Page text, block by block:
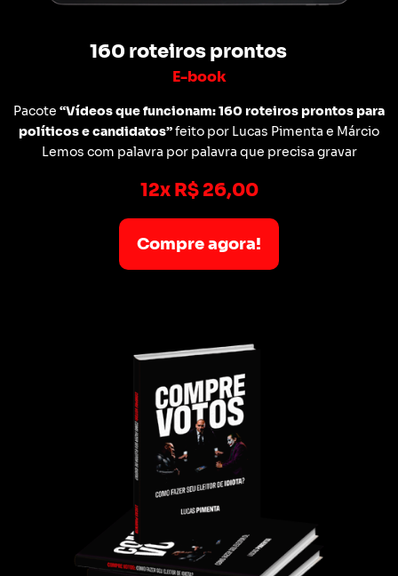
160 roteiros prontos
E-book
Pacote “Vídeos que funcionam: 160 roteiros prontos para
políticos e candidatos”feito por Lucas Pimenta e Márcio
Lemos com palavra por palavra que precisa gravar
12x R$ 26,00
Compre agora!